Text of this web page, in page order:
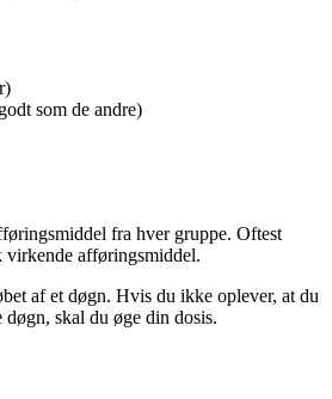
som de andre)
fra hver gruppe. Oftest
virkende afføringsmiddel.
af et døgn. Hvis du ikke oplever, at du
skal du øge din dosis.